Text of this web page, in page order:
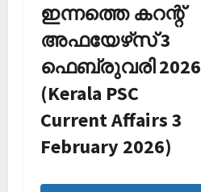
ഇന്നത്തെ കറന്റ്
അഫയേഴ്‌സ് 3
ഫെബ്രുവരി 2026
(Kerala PSC
Current Affairs 3
February 2026)